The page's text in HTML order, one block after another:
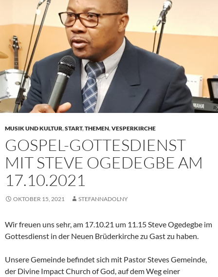
MUSIK UND KULTUR,START,THEMEN,VESPERKIRCHE
GOSPEL-GOTTESDIENST
MIT STEVE OGEDEGBE AM
17.10.2021
OKTOBER 15, 2021 STEFANNADOLNY
Wir freuen uns sehr, am 17.10.21 um 11.15 Steve Ogedegbe im
Gottesdienst in der Neuen Brüderkirche zu Gast zu haben.
Unsere Gemeinde befindet sich mit Pastor Steves Gemeinde,
der Divine Impact Church of God, auf dem Weg einer